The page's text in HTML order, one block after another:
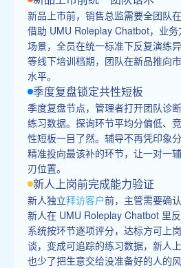
新品上市前，销售总监需要全团队
借助 UMU Roleplay Chatbot，业
场景，全员在统一标准下反复演练
等线下培训档期，团队在新品推向
水平。
季度复盘锁定共性短板
季度复盘节点，管理者打开团队诊
练习数据。探询环节平均分偏低、
性短板一目了然。辅导不再凭印象
精准投向最该补的环节，让一对一
刃位置。
新人上岗前完成能力验证
新人独立拜访客户前，主管需要确
新人在 UMU Roleplay Chatbot 里
系统按环节逐项评分，达标方可上
谈，变成可追踪的练习数据，新人
也少了把生意交给没准备好的人的风